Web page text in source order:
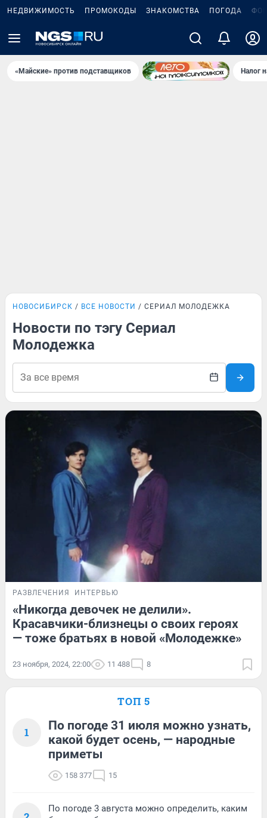
НЕДВИЖИМОСТЬ ПРОМОКОДЫ ЗНАКОМСТВА ПОГОДА
«Майские» против подставщиков Налог
НОВОСИБИРСК ВСЕ НОВОСТИ СЕРИАЛ МОЛОДЕЖКА
Новости по тэгу Сериал
Молодежка
РАЗВЛЕЧЕНИЯ ИНТЕРВЬЮ
«Никогда девочек не делили».
Красавчики-близнецы о своих героях
— тоже братьях в новой «Молодежке»
23 ноября, 2024, 22:00 11 488 8
ТОП 5
1
По погоде 31 июля можно узнать,
какой будет осень, — народные
приметы
158 377 15
По погоде 3 августа можно определить, каким